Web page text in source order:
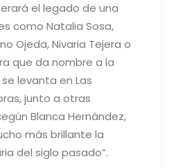
el legado de una
como Natalia Sosa,
Ojeda, Nivaria Tejera o
que da nombre a la
levanta en Las
junto a otras
Blanca Hernández,
más brillante la
del siglo pasado”.